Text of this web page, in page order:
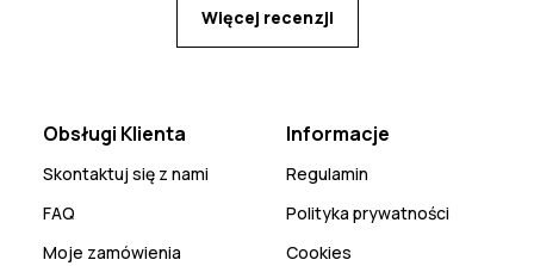
Więcej recenzji
Obsługi Klienta
Skontaktuj się z nami
FAQ
Moje zamówienia
Informacje
Regulamin
Polityka prywatności
Cookies